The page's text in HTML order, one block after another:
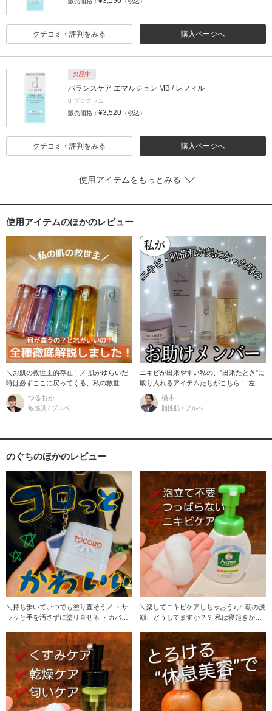
購入ページへ
クチコミ・評判をみる
欠品中
バランスケア エマルジョン MB / レフィル
d プログラム
販売価格： ¥3,520 （税込）
購入ページへ
クチコミ・評判をみる
使用アイテムをもっとみる
使用アイテムのほかのレビュー
＼お肌の救世主的存在！／ 肌がゆらいだ
時は必ずここに戻ってくる、私の救世主
的存在のスキンケ
つるおか
敏感肌 / ブルベ
ニキビが出来やすい私の、"出来たとき"に
取り入れるアイテムたちがこちら！ 左か
ら3品
橋本
脂性肌 / ブルベ
のぐちのほかのレビュー
＼持ち歩いていつでも塗り直そう／ ・サ
ラッと手を汚さずに塗り直せる ・カバン
＼楽してニキビケアしちゃおう♪／ 朝の洗
顔、どうしてますか？？ 私は寝起きがど